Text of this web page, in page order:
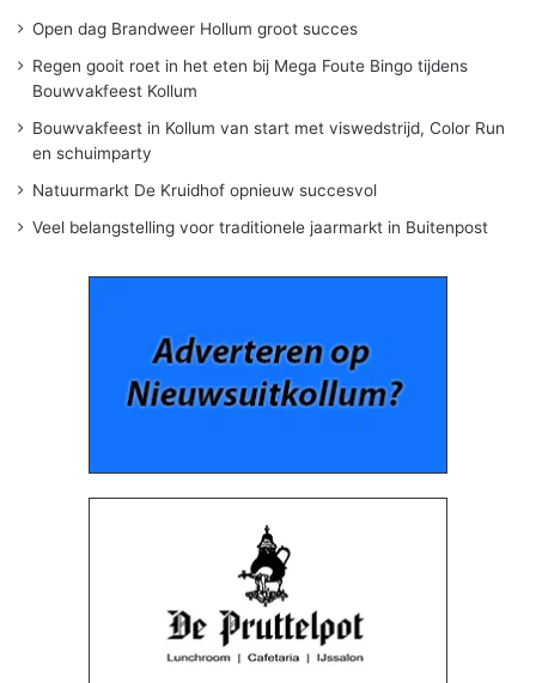
Open dag Brandweer Hollum groot succes
Regen gooit roet in het eten bij Mega Foute Bingo tijdens
Bouwvakfeest Kollum
Bouwvakfeest in Kollum van start met viswedstrijd, Color Run
en schuimparty
Natuurmarkt De Kruidhof opnieuw succesvol
Veel belangstelling voor traditionele jaarmarkt in Buitenpost